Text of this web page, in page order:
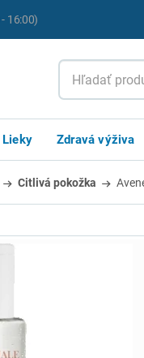
16:00)
Lieky Zdravá výživa
Citlivá pokožka